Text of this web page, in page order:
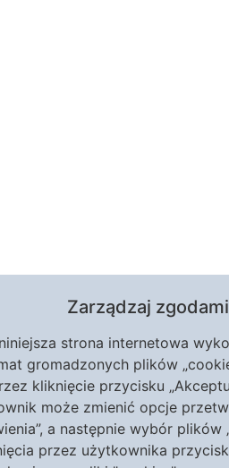
Zarządzaj
strona internetowa
gromadzonych plików
kliknięcie przycisku
może zmienić opcje
a następnie wybór
przez użytkownika